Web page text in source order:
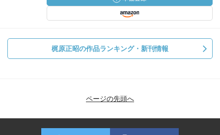
梶原正昭の作品ランキング・新刊情報
ページの先頭へ